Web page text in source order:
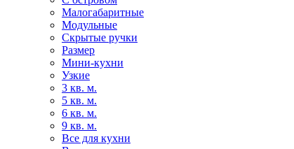
Малогабаритные
Модульные
Скрытые ручки
Размер
Мини-кухни
Узкие
3 кв. м.
5 кв. м.
6 кв. м.
9 кв. м.
Все для кухни